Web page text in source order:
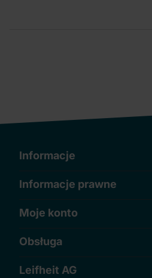
Informacje
Informacje prawne
Moje konto
Obsługa
Leifheit AG